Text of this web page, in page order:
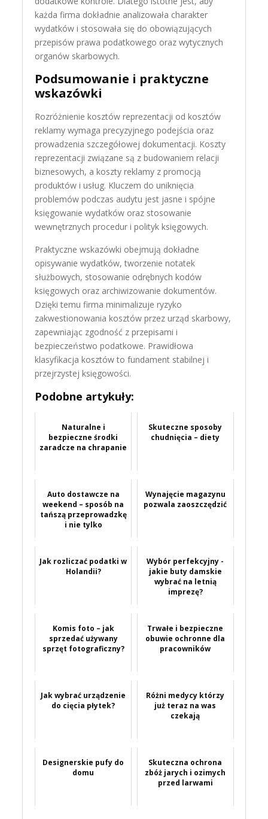
każda firma dokładnie analizowała charakter
wydatków i stosowała się do obowiązujących
przepisów prawa podatkowego oraz wytycznych
organów skarbowych.
Podsumowanie i praktyczne
wskazówki
Rozróżnienie kosztów reprezentacji od kosztów
reklamy wymaga precyzyjnego podejścia oraz
prowadzenia szczegółowej dokumentacji. Koszty
reprezentacji związane są z budowaniem relacji
biznesowych, a koszty reklamy z promocją
produktów i usług. Kluczem do uniknięcia
problemów podczas audytu jest jasne i spójne
księgowanie wydatków oraz stosowanie
wewnętrznych procedur i polityk księgowych.
Praktyczne wskazówki obejmują dokładne
opisywanie wydatków, tworzenie notatek
służbowych, stosowanie odrębnych kodów
księgowych oraz archiwizowanie dokumentów.
Dzięki temu firma minimalizuje ryzyko
zakwestionowania kosztów przez urząd skarbowy,
zapewniając zgodność z przepisami i
bezpieczeństwo podatkowe. Prawidłowa
klasyfikacja kosztów to fundament stabilnej i
przejrzystej księgowości.
Podobne artykuły:
Naturalne i
bezpieczne środki
zaradcze na chrapanie
Skuteczne sposoby
chudnięcia – diety
Auto dostawcze na
weekend – sposób na
tańszą przeprowadzkę
i nie tylko
Wynajęcie magazynu
pozwala zaoszczędzić
Jak rozliczać podatki w
Holandii?
Wybór perfekcyjny -
jakie buty damskie
wybrać na letnią
imprezę?
Komis foto – jak
sprzedać używany
sprzęt fotograficzny?
Trwałe i bezpieczne
obuwie ochronne dla
pracowników
Jak wybrać urządzenie
do cięcia płytek?
Różni medycy którzy
już teraz na was
czekają
Designerskie pufy do
domu
Skuteczna ochrona
zbóż jarych i ozimych
przed larwami